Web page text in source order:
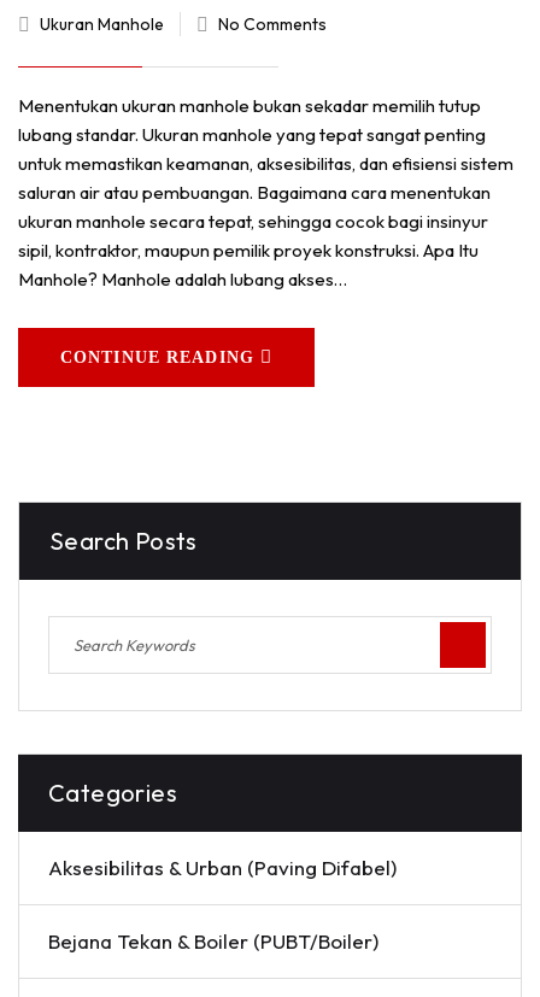
Ukuran Manhole
No Comments
Menentukan ukuran manhole bukan sekadar memilih tutup
lubang standar. Ukuran manhole yang tepat sangat penting
untuk memastikan keamanan, aksesibilitas, dan efisiensi sistem
saluran air atau pembuangan. Bagaimana cara menentukan
ukuran manhole secara tepat, sehingga cocok bagi insinyur
sipil, kontraktor, maupun pemilik proyek konstruksi. Apa Itu
Manhole? Manhole adalah lubang akses…
CONTINUE READING
Search Posts
Categories
Aksesibilitas & Urban (Paving Difabel)
Bejana Tekan & Boiler (PUBT/Boiler)